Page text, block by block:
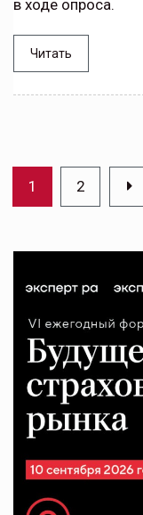
в ходе опроса.
Читать
1 2